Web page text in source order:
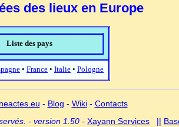
des lieux en Europe
Liste des pays
• France • Italie • Pologne
- Blog - Wiki- Contacts
- version 1.50 - Xayann Services ||